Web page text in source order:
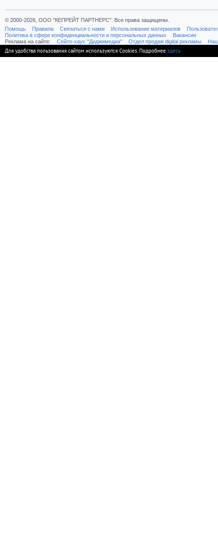
© 2000-2026, ООО "КЕПРЕЙТ ПАРТНЕРС". Все права защищены.
Помощь
Правила Связаться с нами Использование материалов
Политика в сфере конфиденциальности и персональных данных
Вакансии
Реклама на сайте:
Cейлз-хаус "Диджимедиа" Отдел продаж digital рекламы
Для удобства пользования сайтом используются Cookies. Подробнее здесь